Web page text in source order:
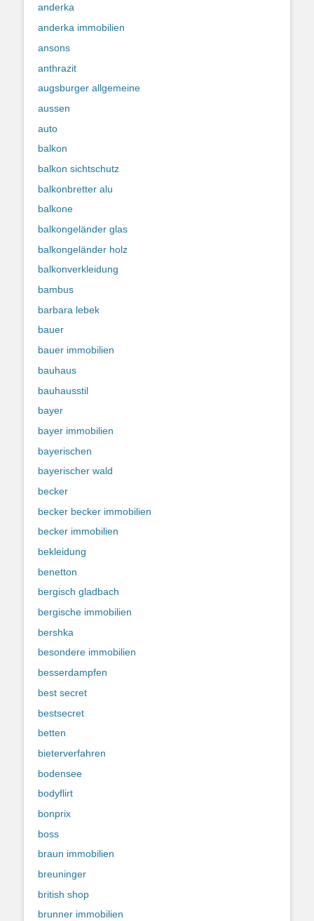
anderka
anderka immobilien
ansons
anthrazit
augsburger allgemeine
aussen
auto
balkon
balkon sichtschutz
balkonbretter alu
balkone
balkongeländer glas
balkongeländer holz
balkonverkleidung
bambus
barbara lebek
bauer
bauer immobilien
bauhaus
bauhausstil
bayer
bayer immobilien
bayerischen
bayerischer wald
becker
becker becker immobilien
becker immobilien
bekleidung
benetton
bergisch gladbach
bergische immobilien
bershka
besondere immobilien
besserdampfen
best secret
bestsecret
betten
bieterverfahren
bodensee
bodyflirt
bonprix
boss
braun immobilien
breuninger
british shop
brunner immobilien